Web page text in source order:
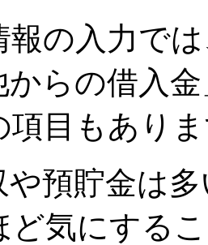
報の入力で
からの借入
項目もあり
や預貯金は
ど気にする